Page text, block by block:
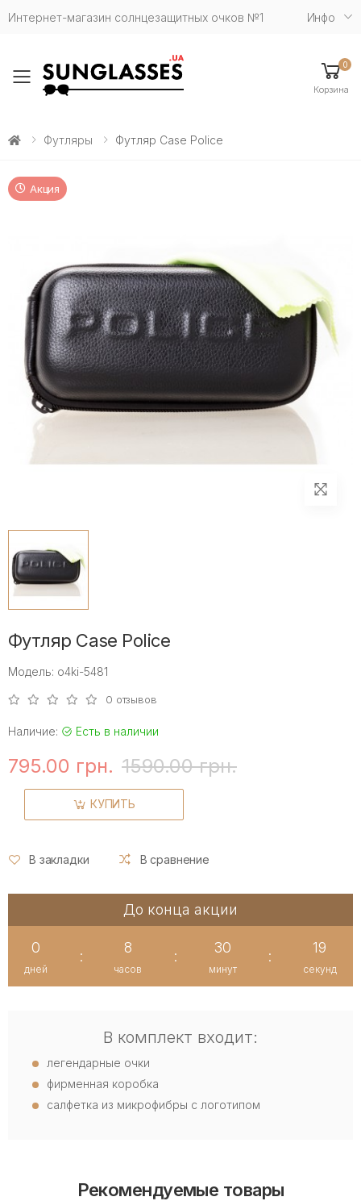
Интернет-магазин солнцезащитных очков №1 Инфо
Toggle mobile menu
0
Корзина
Футляры Футляр Case Police
Акция
Футляр Case Police
Модель: o4ki-5481
0 отзывов
Наличие: Есть в наличии
795.00 грн. 1590.00 грн.
КУПИТЬ
В закладки В сравнение
До конца акции
0
дней
:
8
часов
:
30
минут
:
19
секунд
В комплект входит:
легендарные очки
фирменная коробка
салфетка из микрофибры с логотипом
Рекомендуемые товары